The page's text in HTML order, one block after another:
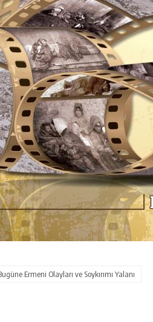
Ermeni Olayları ve Soykırımı Yalanı